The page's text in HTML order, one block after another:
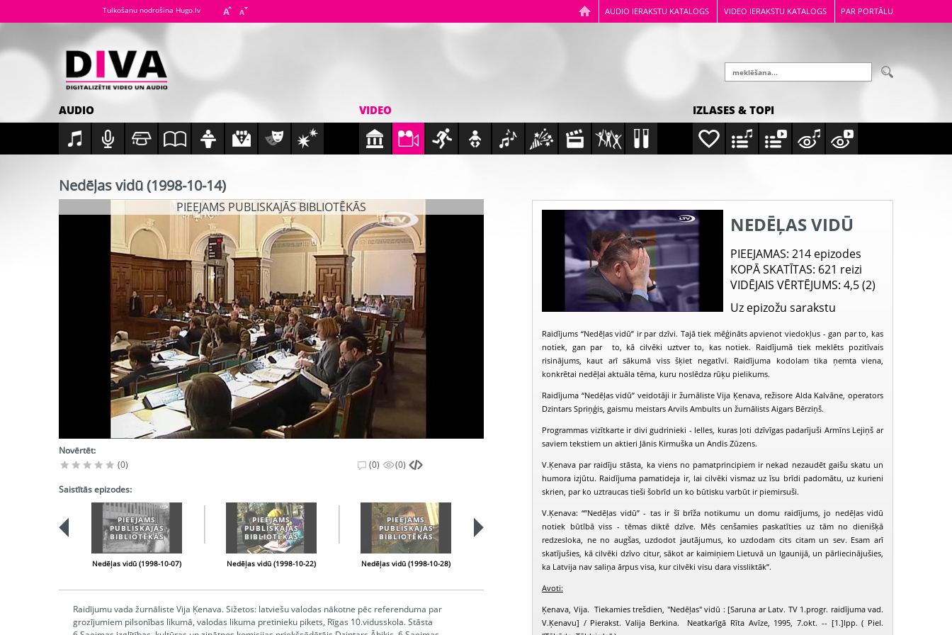
AUDIO IERAKSTU KATALOGS VIDEO IERAKSTU KATALOGS PAR PORTĀLU
Tulkošanu nodrošina Hugo.lv
AUDIO VIDEO IZLASES & TOPI
Nedēļas vidū (1998-10-14)
PIEEJAMS PUBLISKAJĀS BIBLIOTĒKĀS
Novērtēt:
(0)
(0) (0)
Saistītās epizodes:
PIEEJAMS
PUBLISKAJĀS
BIBLIOTĒKĀS
Nedēļas vidū (1998-10-07)
PIEEJAMS
PUBLISKAJĀS
BIBLIOTĒKĀS
Nedēļas vidū (1998-10-22)
PIEEJAMS
PUBLISKAJĀS
BIBLIOTĒKĀS
Nedēļas vidū (1998-10-28)
PIEEJAMS
PUBLISKAJĀS
BIBLIOTĒKĀS
Nedēļas vidū (1998-11-05)
PUBLISKAJĀS
BIBLIOTĒKĀS
Nedēļas vidū (1998-11-12)
PIEEJAMS
PUBLISKAJĀS
BIBLIOTĒKĀS
Nedēļas vidū (1998-11-25)
Raidījumu vada žurnāliste Vija Ķenava. Sižetos: latviešu valodas nākotne pēc referenduma par
grozījumiem pilsonības likumā, valodas likuma pretinieku pikets, Rīgas 10.vidusskola. Stāsta
NEDĒĻAS VIDŪ
PIEEJAMAS: 214 epizodes
KOPĀ SKATĪTAS: 621 reizi
VIDĒJAIS VĒRTĒJUMS: 4,5 (2)
Uz epizožu sarakstu
Raidījums “Nedēļas vidū” ir par dzīvi. Tajā tiek mēģināts apvienot viedokļus - gan par to, kas
notiek, gan par to, kā cilvēki uztver to, kas notiek. Raidījumā tiek meklēts pozitīvais
risinājums, kaut arī sākumā viss šķiet negatīvi. Raidījuma kodolam tika ņemta viena,
konkrētai nedēļai aktuāla tēma, kuru noslēdza rūķu pielikums.
Raidījuma “Nedēļas vidū” veidotāji ir žurnāliste Vija Ķenava, režisore Alda Kalvāne, operators
Dzintars Spriņģis, gaismu meistars Arvils Ambults un žurnālists Aigars Bērziņš.
Programmas vizītkarte ir divi gudrinieki - lelles, kuras ļoti dzīvīgas padarījuši Armīns Lejiņš ar
saviem tekstiem un aktieri Jānis Kirmuška un Andis Zūzens.
V.Ķenava par raidīju stāsta, ka viens no pamatprincipiem ir nekad nezaudēt gaišu skatu un
humora izjūtu. Raidījuma pamatideja ir, lai cilvēki vismaz uz īsu brīdi padomātu, uz kurieni
skrien, par ko uztraucas tieši šobrīd un ko būtisku varbūt ir piemirsuši.
V.Ķenava: “”Nedēļas vidū” - tas ir šī brīža notikumu un domu raidījums, jo nedēļas vidū
notiek būtībā viss - tēmas diktē dzīve. Mēs cenšamies paskatīties uz tām no dienišķā
redzesloka, ne no augšas, uzdodot jautājumus, ko uzdodam cits citam un sev. Esam arī
skatījušies, kā cilvēki dzīvo citur, sākot ar kaimiņiem Lietuvā un Igaunijā, un pārliecinājušies,
ka Latvija nav saliņa ārpus visa, kur cilvēki visu dara vissliktāk”.
Avoti:
Ķenava, Vija. Tiekamies trešdien, "Nedēļas" vidū : [Saruna ar Latv. TV 1.progr. raidījuma vad.
V.Ķenavu] / Pierakst. Valija Berkina. Neatkarīgā Rīta Avīze, 1995, 7.okt. -- [1.]lpp. ( Piel.